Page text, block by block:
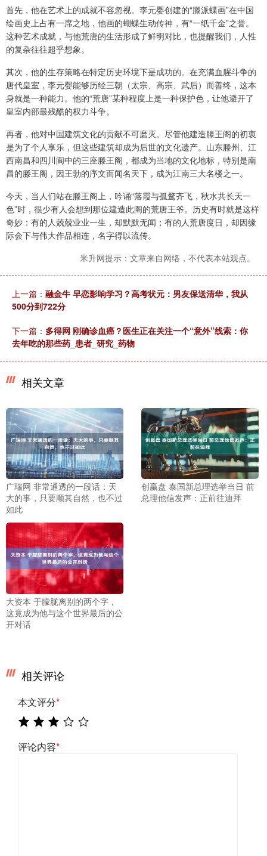
首先，他在艺术上的成就不容忽视。李元婴创建的“滕派蝶画”在中国
绘画史上占有一席之地，他画的蝴蝶生动传神，有“一纸千金”之誉。
这种艺术成就，与他荒唐的生活形成了鲜明对比，也提醒我们，人性
的复杂往往超乎想象。
其次，他的生存策略在特定历史环境下是成功的。在充满血腥斗争的
唐代皇室，李元婴能够历经三朝（太宗、高宗、武后）而善终，这本
身就是一种能力。他的“荒唐”某种程度上是一种保护色，让他避开了
皇室内部最残酷的权力斗争。
再者，他对中国建筑文化的贡献不可磨灭。尽管他建造滕王阁的初衷
是为了个人享乐，但这些建筑却成为后世的文化遗产。山东滕州、江
西南昌和四川阆中的三座滕王阁，都成为当地的文化地标，特别是南
昌的滕王阁，因王勃的序文而闻名天下，成为江南三大名楼之一。
今天，当人们站在滕王阁上，吟诵“落霞与孤鹜齐飞，秋水共长天一
色”时，很少有人会想到那位建造此阁的荒唐王爷。历史有时就是这样
奇妙：有的人兢兢业业一生，却默默无闻；有的人荒唐度日，却因缘
际会下与伟大作品相连，名字得以流传。
米升网提示：文章来自网络，不代表本站观点。
上一篇： 融金牛 早恋影响学习？高考状元：男友保送清华，我从
500分到722分
下一篇： 多得网 刚确诊血癌？医生正在关注一个“意外”线索：你
去年吃的那些药_患者_研究_药物
相关文章
广瑞网 非常通透的一段话：天
大的事，只要顺其自然，也不过
如此
创赢盘 泰国新总理选举当日 前
总理他信发声：正前往迪拜
大资本 于朦胧离别的两个字，
这竟成为他与这个世界最后的公
开对话
相关评论
本文评分*
评论内容*